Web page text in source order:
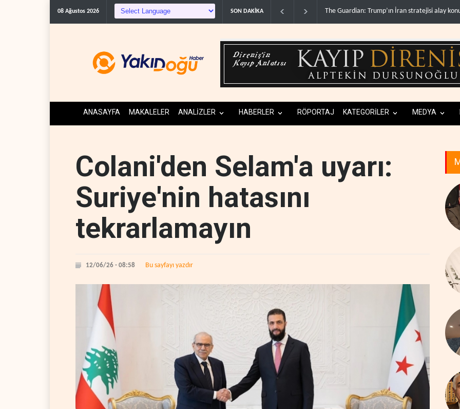
08 Ağustos 2026 SON DAKİKA Gazze’de ‘ateşkes’ sonrası 1.257 can kaybı..
ANASAYFA MAKALELER ANALİZLER HABERLER RÖPORTAJ KATEGORİLER MEDYA
Colani'den Selam'a uyarı:
Suriye'nin hatasını
tekrarlamayın
12/06/26 - 08:58 Bu sayfayı yazdır